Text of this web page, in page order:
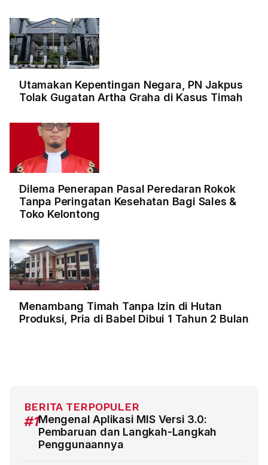
Utamakan Kepentingan Negara, PN Jakpus
Tolak Gugatan Artha Graha di Kasus Timah
Dilema Penerapan Pasal Peredaran Rokok
Tanpa Peringatan Kesehatan Bagi Sales &
Toko Kelontong
Menambang Timah Tanpa Izin di Hutan
Produksi, Pria di Babel Dibui 1 Tahun 2 Bulan
BERITA TERPOPULER
#1Mengenal Aplikasi MIS Versi 3.0:
Pembaruan dan Langkah-Langkah
Penggunaannya